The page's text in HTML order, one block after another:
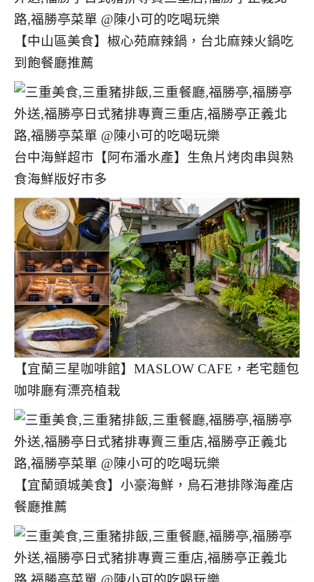
【中山區美食】椒心苑麻辣鍋，台北麻辣火鍋吃
到飽餐廳推薦
台中海鮮超市【阿布潘水產】生魚片烤肉串與熟
食海鮮版好市多
【宜蘭三星咖啡館】MASLOW CAFE，老宅麵包
咖啡廳有漂亮植栽
【宜蘭頭城美食】小豪海鮮，烏石港排隊海產店
餐廳推薦